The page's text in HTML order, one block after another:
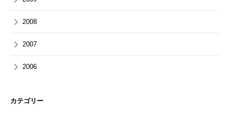
2008
2007
2006
カテゴリー